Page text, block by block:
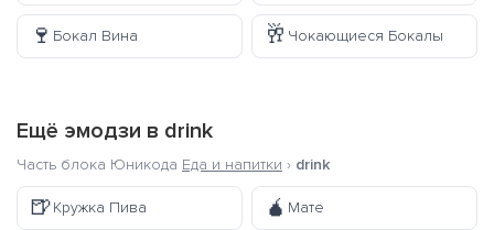
🍷 Бокал Вина 🥂 Чокающиеся Бокалы
Ещё эмодзи в drink
Часть блока Юникода Еда и напитки › drink
🍺Кружка Пива 🧉 Мате